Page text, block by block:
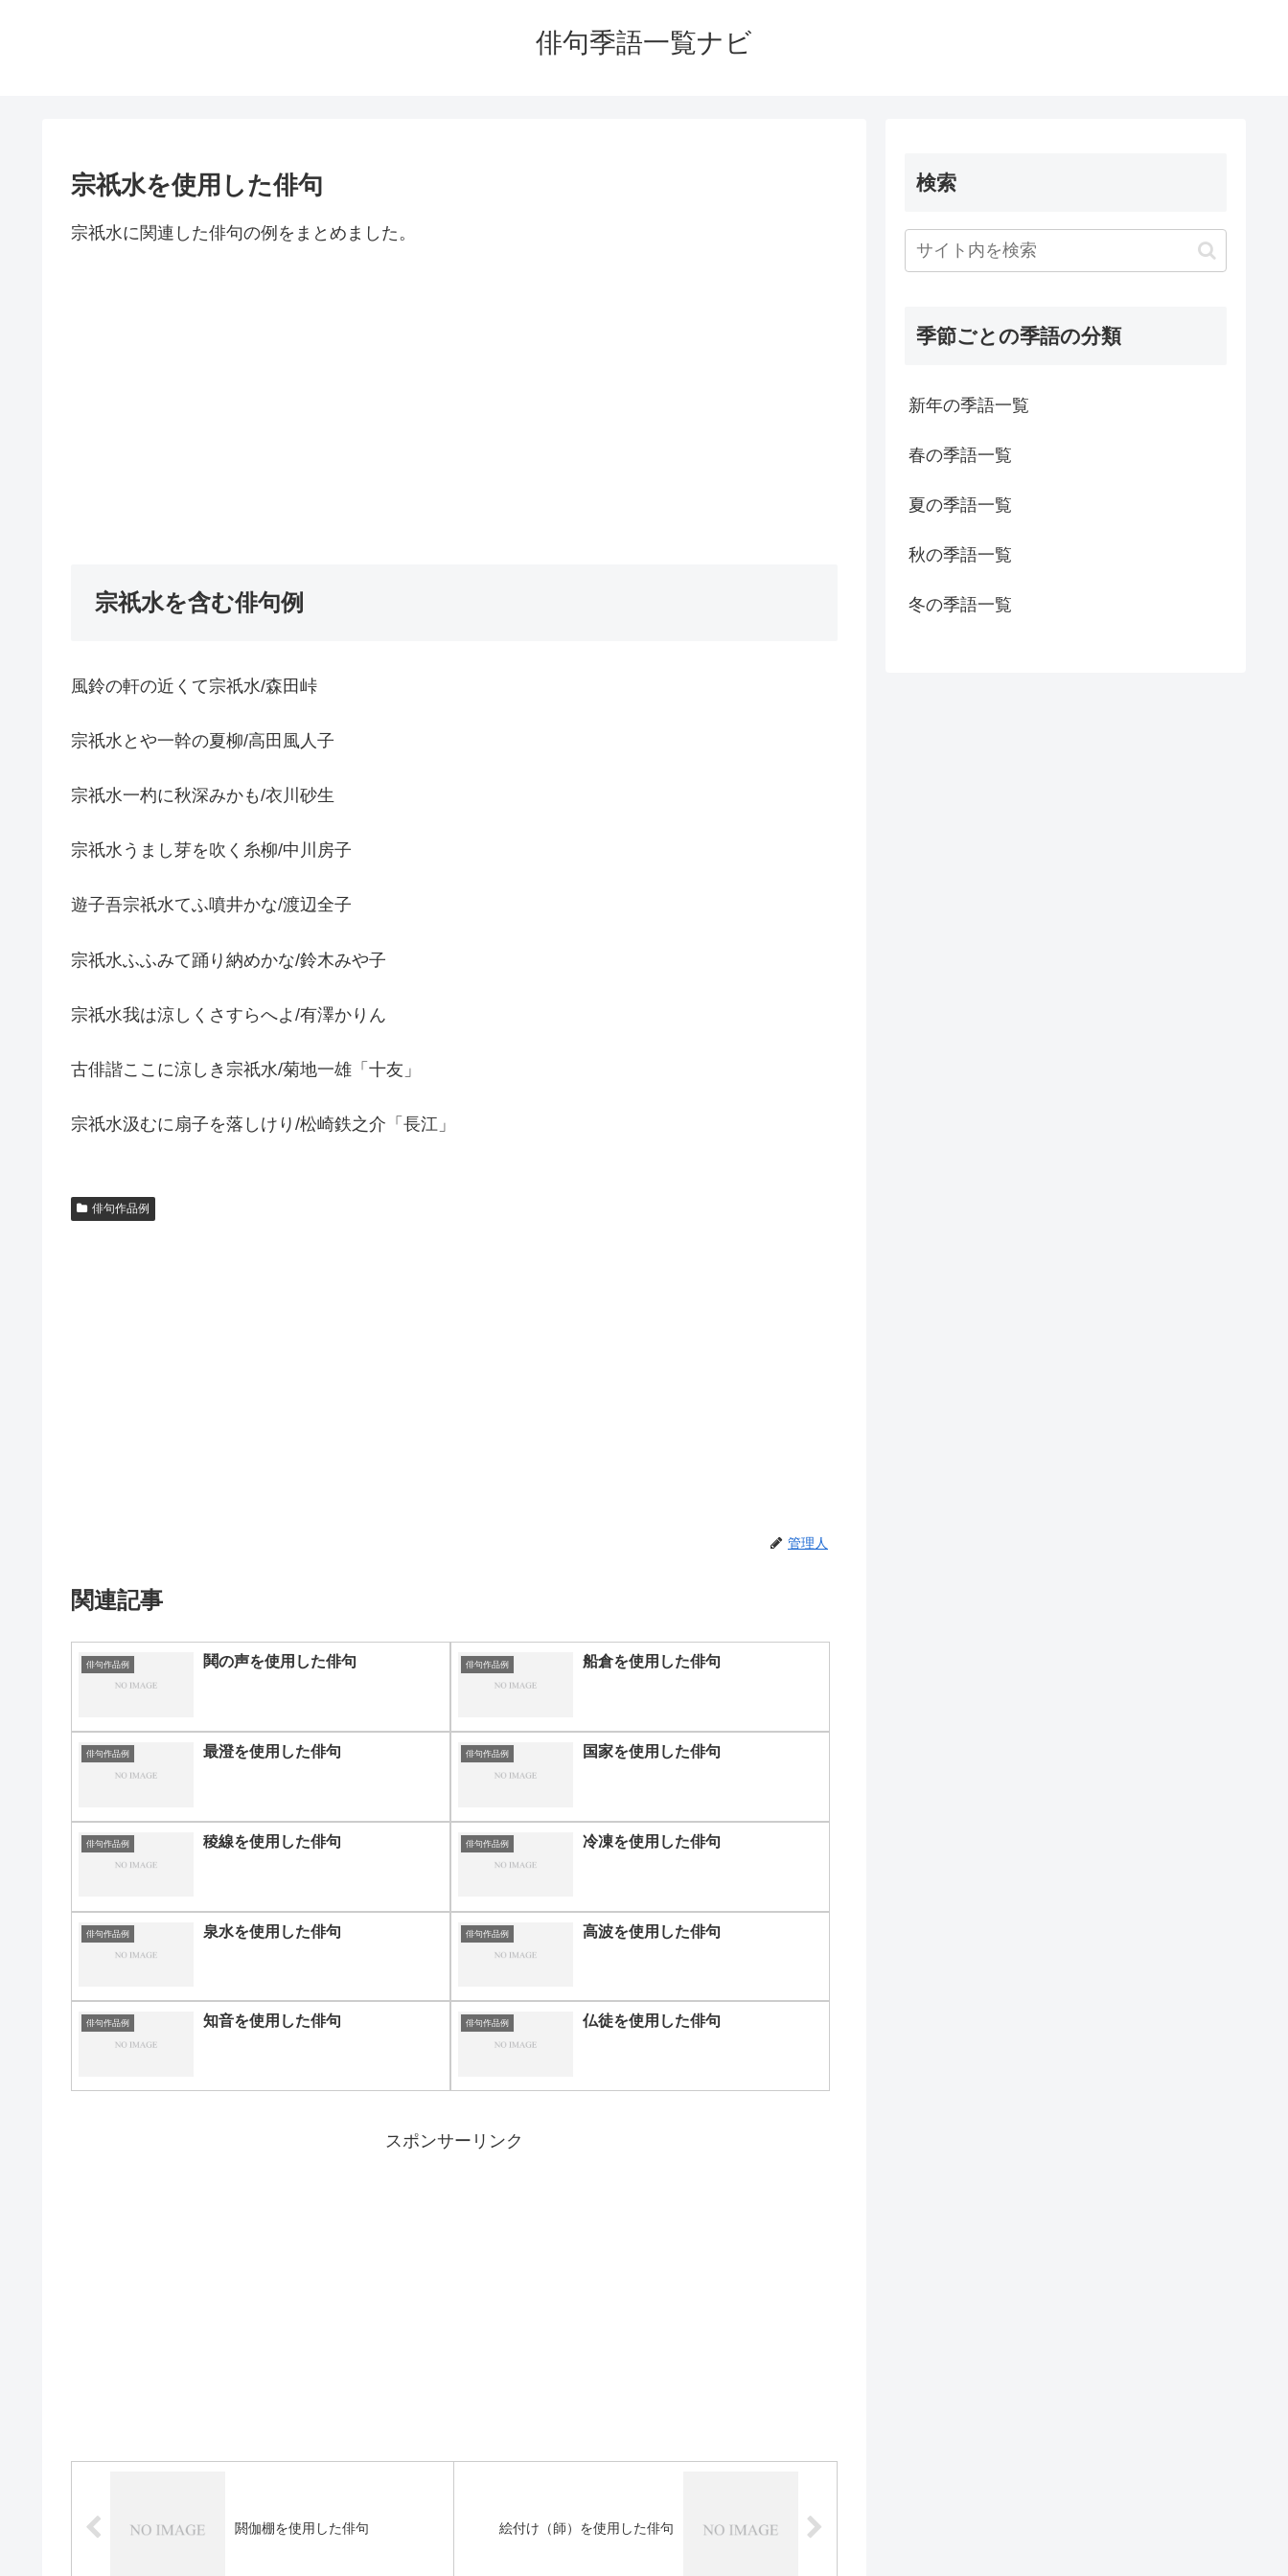
俳句季語一覧ナビ
宗祇水を使用した俳句
宗祇水に関連した俳句の例をまとめました。
宗祇水を含む俳句例
風鈴の軒の近くて宗祇水/森田峠
宗祇水とや一幹の夏柳/高田風人子
宗祇水一杓に秋深みかも/衣川砂生
宗祇水うまし芽を吹く糸柳/中川房子
遊子吾宗祇水てふ噴井かな/渡辺全子
宗祇水ふふみて踊り納めかな/鈴木みや子
宗祇水我は涼しくさすらへよ/有澤かりん
古俳諧ここに涼しき宗祇水/菊地一雄「十友」
宗祇水汲むに扇子を落しけり/松崎鉄之介「長江」
俳句作品例
管理人
関連記事
俳句作品例 鬨の声を使用した俳句 俳句作品例 船倉を使用した俳句
俳句作品例 最澄を使用した俳句 俳句作品例 国家を使用した俳句
俳句作品例 稜線を使用した俳句 俳句作品例 冷凍を使用した俳句
俳句作品例 泉水を使用した俳句 俳句作品例 高波を使用した俳句
俳句作品例 知音を使用した俳句 俳句作品例 仏徒を使用した俳句
スポンサーリンク
閼伽棚を使用した俳句 絵付け（師）を使用した俳句
検索
季節ごとの季語の分類
新年の季語一覧
春の季語一覧
夏の季語一覧
秋の季語一覧
冬の季語一覧